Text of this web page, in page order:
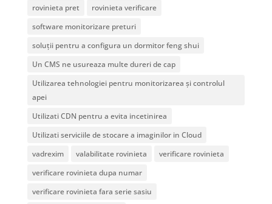
rovinieta pret
rovinieta verificare
software monitorizare preturi
soluții pentru a configura un dormitor feng shui
Un CMS ne usureaza multe dureri de cap
Utilizarea tehnologiei pentru monitorizarea și controlul
apei
Utilizati CDN pentru a evita incetinirea
Utilizati serviciile de stocare a imaginilor in Cloud
vadrexim
valabilitate rovinieta
verificare rovinieta
verificare rovinieta dupa numar
verificare rovinieta fara serie sasiu